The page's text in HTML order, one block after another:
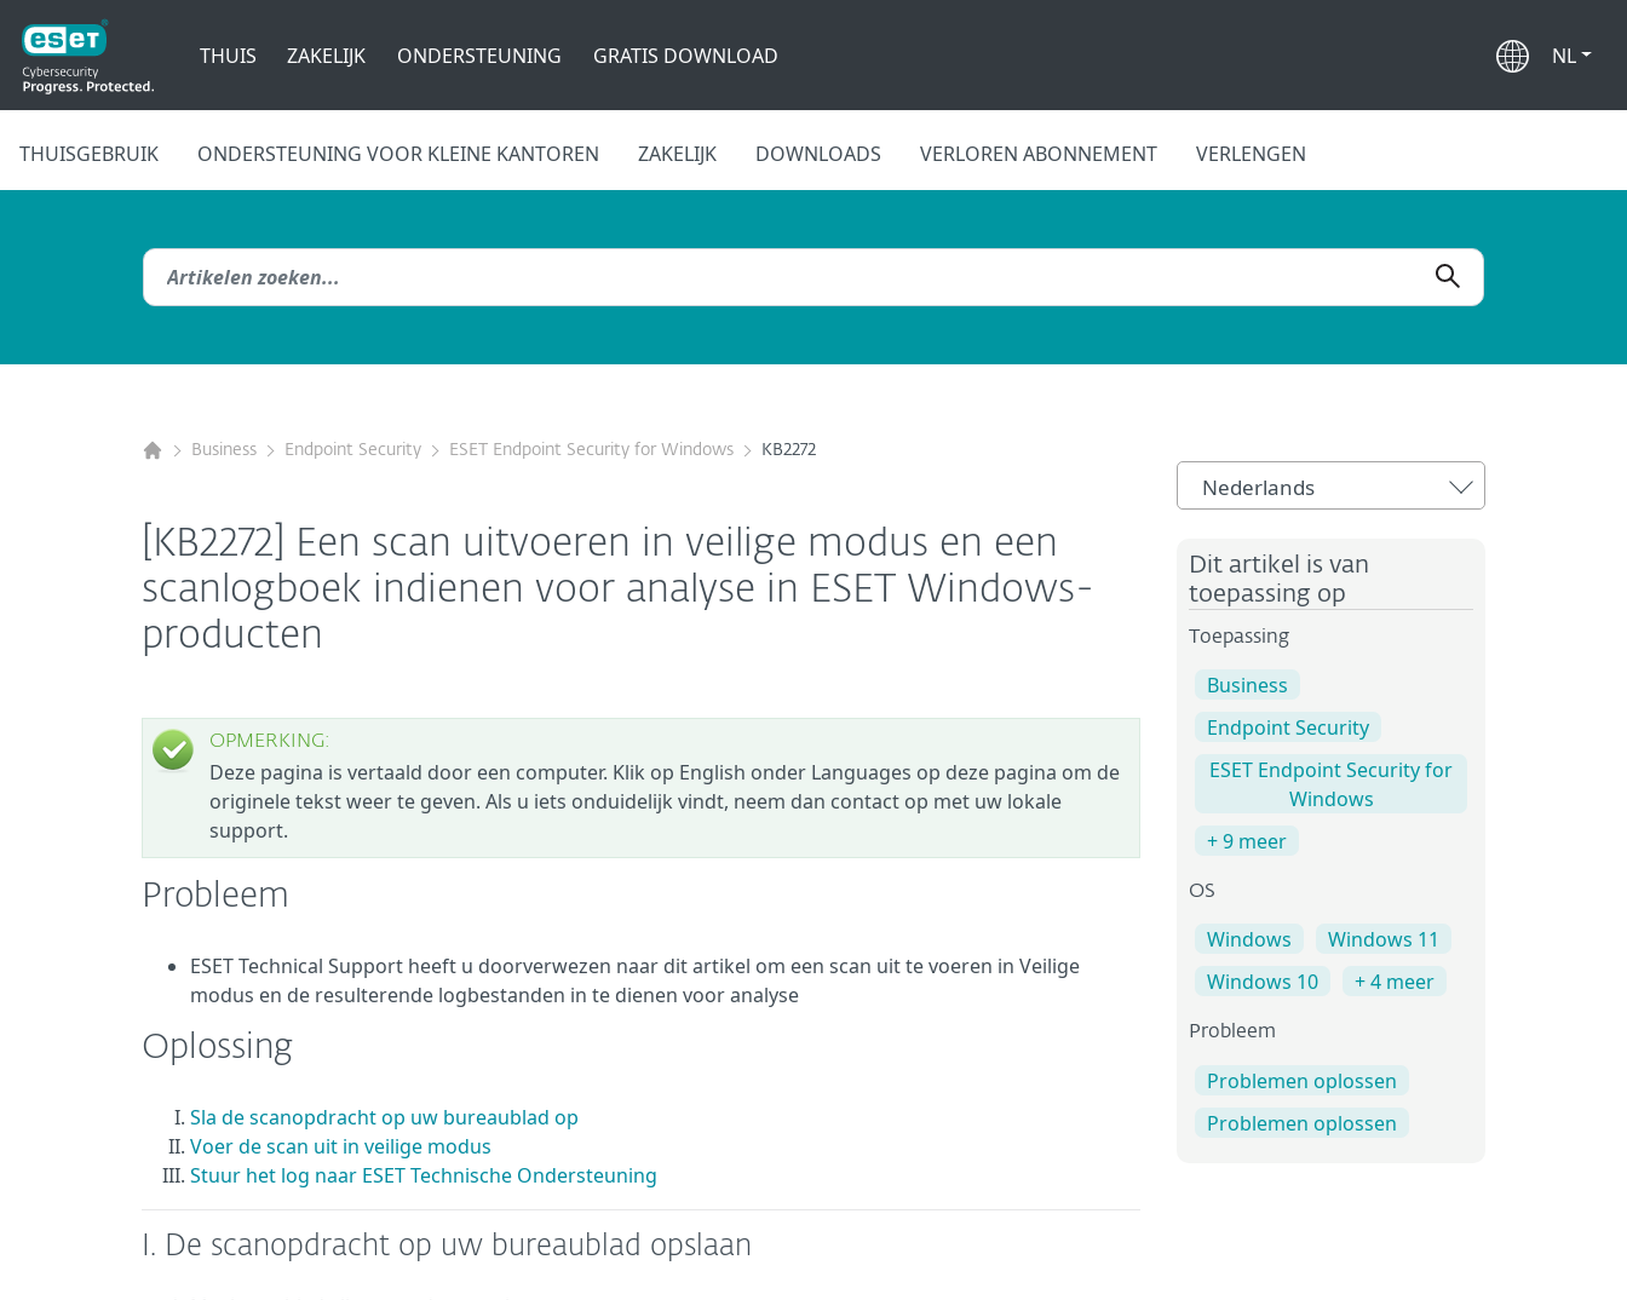
THUIS ZAKELIJK ONDERSTEUNING GRATIS DOWNLOAD NL
THUISGEBRUIK ONDERSTEUNING VOOR KLEINE KANTOREN ZAKELIJK DOWNLOADS VERLOREN ABONNEMENT VERLENGEN
Business Endpoint Security ESET Endpoint Security for Windows KB2272
[KB2272] Een scan uitvoeren in veilige modus en een
scanlogboek indienen voor analyse in ESET Windows-
producten
OPMERKING:
Deze pagina is vertaald door een computer. Klik op English onder Languages op deze pagina om de
originele tekst weer te geven. Als u iets onduidelijk vindt, neem dan contact op met uw lokale
support.
Probleem
ESET Technical Support heeft u doorverwezen naar dit artikel om een scan uit te voeren in Veilige
modus en de resulterende logbestanden in te dienen voor analyse
Oplossing
Sla de scanopdracht op uw bureaublad op
Voer de scan uit in veilige modus
Stuur het log naar ESET Technische Ondersteuning
I. De scanopdracht op uw bureaublad opslaan
Nederlands
Dit artikel is van
toepassing op
Toepassing
Business
Endpoint Security
ESET Endpoint Security for
Windows
+ 9 meer
OS
Windows
Windows 11
Windows 10
+ 4 meer
Probleem
Problemen oplossen
Problemen oplossen